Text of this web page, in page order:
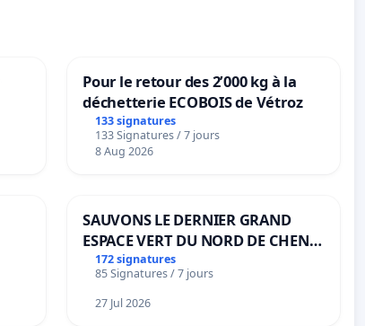
Pour le retour des 2’000 kg à la
déchetterie ECOBOIS de Vétroz
133 signatures
133 Signatures / 7 jours
8 Aug 2026
SAUVONS LE DERNIER GRAND
ESPACE VERT DU NORD DE CHENE-
BOUGERIES
172 signatures
85 Signatures / 7 jours
27 Jul 2026